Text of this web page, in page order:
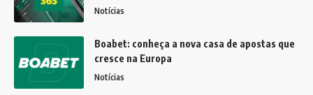
Notícias
Boabet: conheça a nova casa de apostas que
cresce na Europa
Notícias